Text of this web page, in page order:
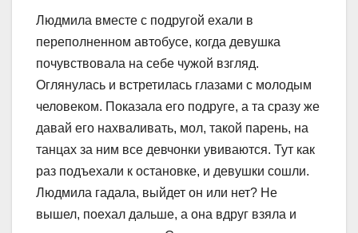
Людмила вместе с подругой ехали в
переполненном автобусе, когда девушка
почувствовала на себе чужой взгляд.
Оглянулась и встретилась глазами с молодым
человеком. Показала его подруге, а та сразу же
давай его нахваливать, мол, такой парень, на
танцах за ним все девчонки увиваются. Тут как
раз подъехали к остановке, и девушки сошли.
Людмила гадала, выйдет он или нет? Не
вышел, поехал дальше, а она вдруг взяла и